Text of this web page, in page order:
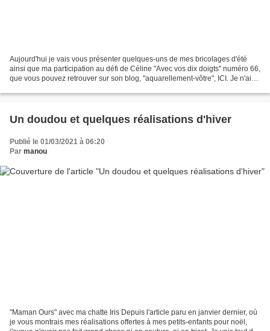
Aujourd'hui je vais vous présenter quelques-uns de mes bricolages d'été
ainsi que ma participation au défi de Céline "Avec vos dix doigts" numéro 66,
que vous pouvez retrouver sur son blog, "aquarellement-vôtre", ICI. Je n'ai
Un doudou et quelques réalisations d'hiver
Publié le 01/03/2021 à 06:20
Par manou
"Maman Ours" avec ma chatte Iris Depuis l'article paru en janvier dernier, où
je vous montrais mes réalisations offertes à mes petits-enfants pour noël,